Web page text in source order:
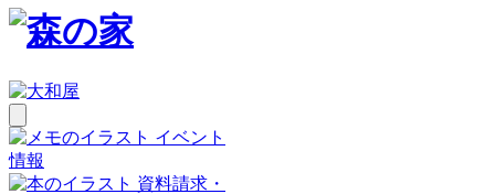
イベント
情報
資料請求・